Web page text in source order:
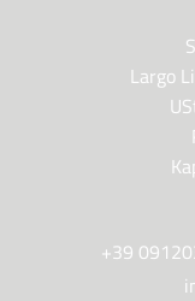
Largo
+39